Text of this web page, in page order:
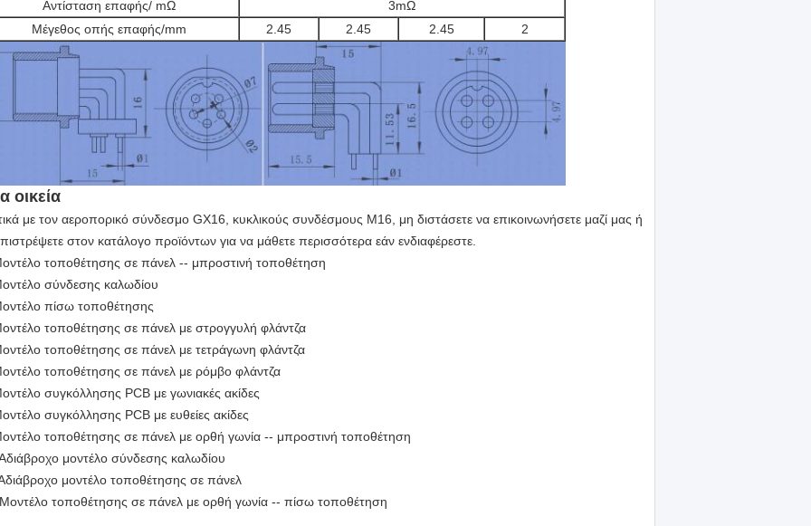
Αντίσταση επαφής/ mΩ
3mΩ
Μέγεθος οπής επαφής/mm
2.45 2.45 2.45 2
οικεία
με τον αεροπορικό σύνδεσμο GX16, κυκλικούς συνδέσμους M16, μη διστάσετε να επικοινωνήσετε μαζί μας ή
στον κατάλογο προϊόντων για να μάθετε περισσότερα εάν ενδιαφέρεστε.
τοποθέτησης σε πάνελ -- μπροστινή τοποθέτηση
σύνδεσης καλωδίου
πίσω τοποθέτησης
τοποθέτησης σε πάνελ με στρογγυλή φλάντζα
τοποθέτησης σε πάνελ με τετράγωνη φλάντζα
τοποθέτησης σε πάνελ με ρόμβο φλάντζα
συγκόλλησης PCB με γωνιακές ακίδες
συγκόλλησης PCB με ευθείες ακίδες
τοποθέτησης σε πάνελ με ορθή γωνία -- μπροστινή τοποθέτηση
μοντέλο σύνδεσης καλωδίου
μοντέλο τοποθέτησης σε πάνελ
τοποθέτησης σε πάνελ με ορθή γωνία -- πίσω τοποθέτηση